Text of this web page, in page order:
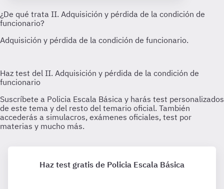
Haz test gratis de Policia Escala Básica